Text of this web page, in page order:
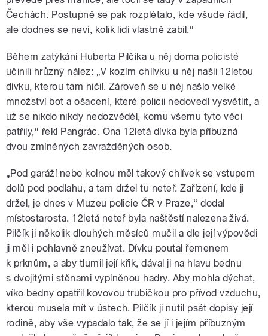
Čechách. Postupně se pak rozplétalo, kde všude řádil,
ale dodnes se neví, kolik lidí vlastně zabil.“
Během zatýkání Huberta Pilčíka u něj doma policisté
učinili hrůzný nález: „V kozím chlívku u něj našli 12letou
dívku, kterou tam ničil. Zároveň se u něj našlo velké
množství bot a ošacení, které policii nedovedl vysvětlit, a
už se nikdo nikdy nedozvěděl, komu všemu tyto věci
patřily,“ řekl Pangrác. Ona 12letá dívka byla příbuzná
dvou zmíněných zavražděných osob.
„Pod garáží nebo kolnou měl takový chlívek se vstupem
dolů pod podlahu, a tam držel tu neteř. Zařízení, kde ji
držel, je dnes v Muzeu policie ČR v Praze,“ dodal
místostarosta. 12letá neteř byla naštěstí nalezena živá.
Pilčík ji několik dlouhých měsíců mučil a dle její výpovědi
ji měl i pohlavně zneužívat. Dívku poutal řemenem
k prknům, a aby tlumil její křik, dával ji na hlavu bednu
s dvojitými stěnami vyplněnou hadry. Aby mohla dýchat,
víko bedny opatřil kovovou trubičkou pro přívod vzduchu,
kterou musela mít v ústech. Pilčík ji nutil psát dopisy její
rodině, aby vše vypadalo tak, že se jí i jejím příbuzným